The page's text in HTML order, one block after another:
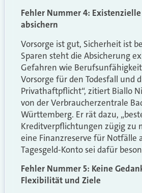
Fehler Nummer 4:
absichern
Vorsorge ist gut, Sicherheit ist
Sparen steht die Absicherung
Gefahren wie
Vorsorge für den Todesfall und
Privathaftpflicht“, zitiert Biallo
von der Verbraucherzentrale
Württemberg. Er rät dazu,
Kreditverpflichtungen zügig zu
eine Finanzreserve für Notfälle
Tagesgeld-Konto sei dafür
Fehler Nummer 5: Keine
Flexibilität und Ziele